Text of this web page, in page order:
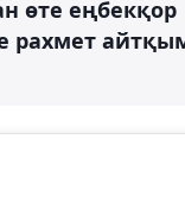
өте еңбекқор
рахмет